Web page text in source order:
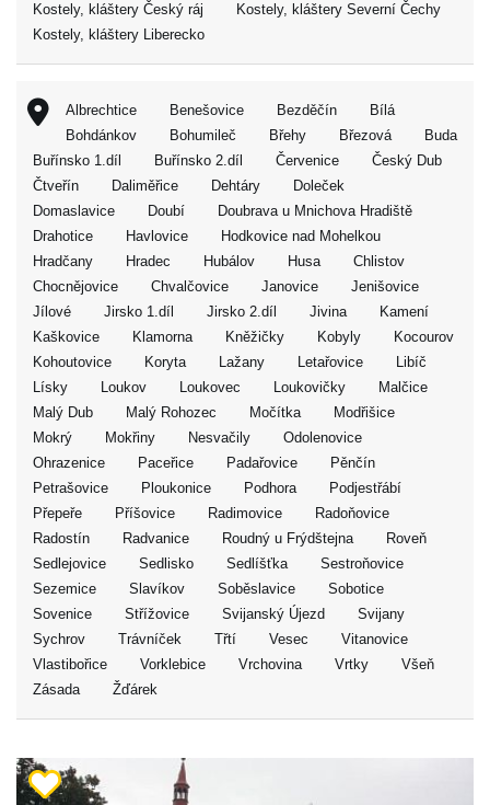
Kostely, kláštery Český ráj
Kostely, kláštery Severní Čechy
Kostely, kláštery Liberecko
Albrechtice Benešovice Bezděčín
Bílá
Bohdánkov
Bohumileč Břehy Březová
Buda
Buřínsko 1.díl
Buřínsko 2.díl Červenice
Český Dub
Čtveřín
Daliměřice Dehtáry
Doleček
Domaslavice
Doubí
Doubrava u Mnichova Hradiště
Drahotice
Havlovice
Hodkovice nad Mohelkou
Hradčany
Hradec Hubálov Husa
Chlistov
Chocnějovice
Chvalčovice Janovice
Jenišovice
Jílové
Jirsko 1.díl Jirsko 2.díl Jivina
Kamení
Kaškovice
Klamorna Kněžičky Kobyly
Kocourov
Kohoutovice
Koryta Lažany Letařovice
Libíč
Lísky
Loukov Loukovec Loukovičky
Malčice
Malý Dub
Malý Rohozec Močítka
Modřišice
Mokrý
Mokřiny Nesvačily
Odolenovice
Ohrazenice
Paceřice Padařovice
Pěnčín
Petrašovice
Ploukonice Podhora
Podjestřábí
Přepeře
Příšovice Radimovice
Radoňovice
Radostín
Radvanice Roudný u Frýdštejna
Roveň
Sedlejovice
Sedlisko Sedlíšťka
Sestroňovice
Sezemice
Slavíkov Soběslavice
Sobotice
Sovenice
Střížovice Svijanský Újezd
Svijany
Sychrov
Trávníček Třtí Vesec
Vitanovice
Vlastibořice
Vorklebice Vrchovina Vrtky
Všeň
Zásada
Žďárek